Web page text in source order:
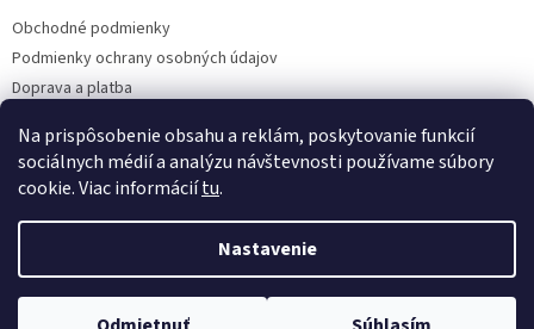
Na prispôsobenie obsahu a reklám, poskytovanie funkcií
sociálnych médií a analýzu návštevnosti používame súbory
cookie. Viac informáciítu.
Nastavenie
Obchodné podmienky
Podmienky ochrany osobných údajov
Doprava a platba
Kontakty
Copyright 2026Eshop I SEE IT. Všetky práva vyhradené.Upraviť